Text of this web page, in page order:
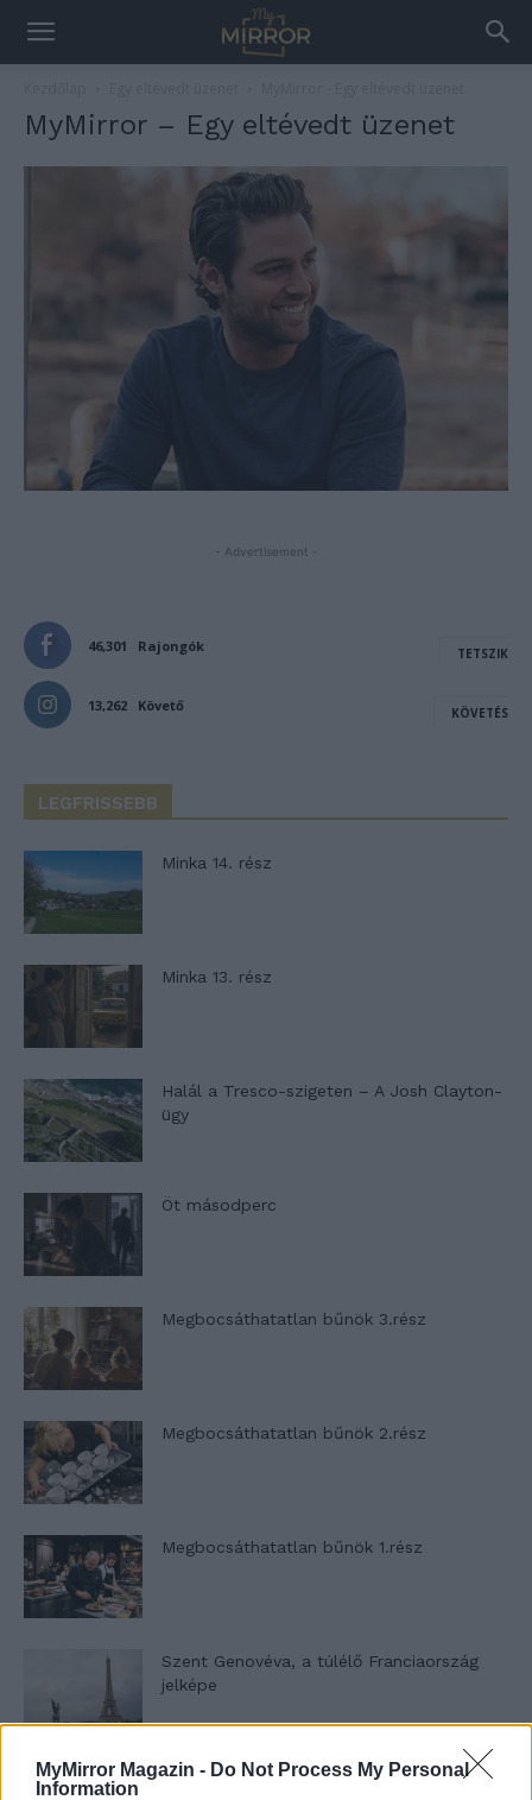
MyMirror Magazin - Do Not Process My Personal
Information
MyMirror – Egy eltévedt üzenet
- Advertisement -
46,301 Rajongók TETSZIK
13,262 Követő KÖVETÉS
LEGFRISSEBB
Minka 14. rész
Minka 13. rész
Halál a Tresco-szigeten – A Josh Clayton-
ügy
Öt másodperc
Megbocsáthatatlan bűnök 3.rész
Megbocsáthatatlan bűnök 2.rész
Megbocsáthatatlan bűnök 1.rész
Szent Genovéva, a túlélő Franciaország
jelképe
Minka 12. rész